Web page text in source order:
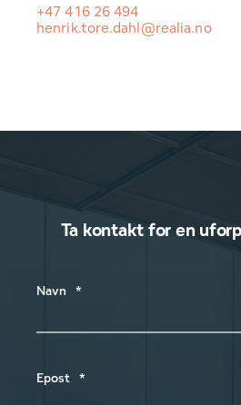
+47 416 26 494
henrik.tore.dahl@realia.no
Ta kontakt for en
Navn *
Epost *